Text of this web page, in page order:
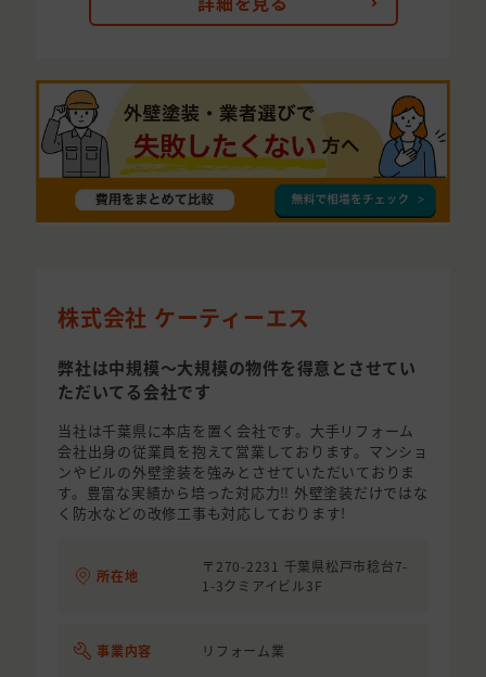
株式会社 ケーティーエス
弊社は中規模〜大規模の物件を得意とさせてい
ただいてる会社です
当社は千葉県に本店を置く会社です。大手リフォーム
会社出身の従業員を抱えて営業しております。マンショ
ンやビルの外壁塗装を強みとさせていただいておりま
す。豊富な実績から培った対応力‼︎ 外壁塗装だけではな
く防水などの改修工事も対応しております!
所在地
〒270-2231 千葉県松戸市稔台7-
1-3クミアイビル3F
事業内容 リフォーム業